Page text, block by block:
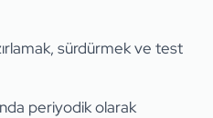
sürdürmek ve test
periyodik olarak